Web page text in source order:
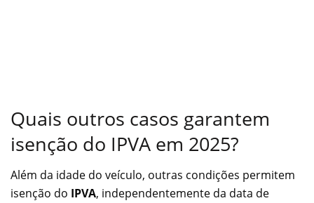
Quais outros casos garantem
isenção do IPVA em 2025?
Além da idade do veículo, outras condições permitem
isenção do IPVA, independentemente da data de